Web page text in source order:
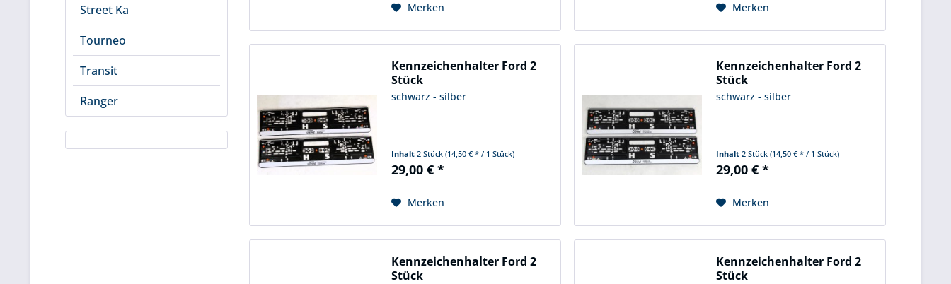
Street Ka
Tourneo
Transit
Ranger
Merken Merken
Kennzeichenhalter Ford 2
Stück
schwarz - silber
Inhalt2 Stück(14,50 € * / 1 Stück)
29,00 € *
Merken
Kennzeichenhalter Ford 2
Stück
schwarz - silber
Inhalt2 Stück(14,50 € * / 1 Stück)
29,00 € *
Merken
Kennzeichenhalter Ford 2
Stück
Kennzeichenhalter Ford 2
Stück